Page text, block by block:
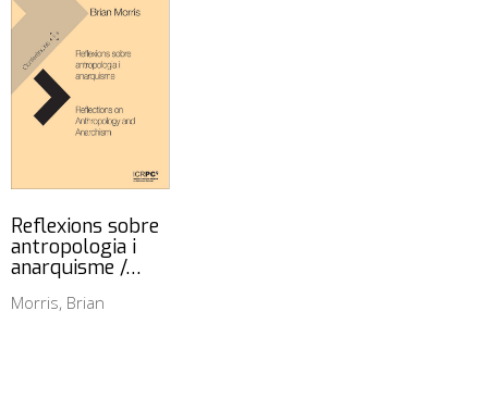
Reflexions sobre
antropologia i
anarquisme /…
Morris, Brian